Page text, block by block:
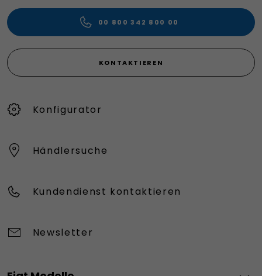
00 800 342 800 00
KONTAKTIEREN
Konfigurator
Händlersuche
Kundendienst kontaktieren
Newsletter